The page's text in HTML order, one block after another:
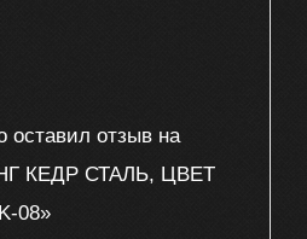
оставил отзыв на
КЕДР СТАЛЬ, ЦВЕТ
08»